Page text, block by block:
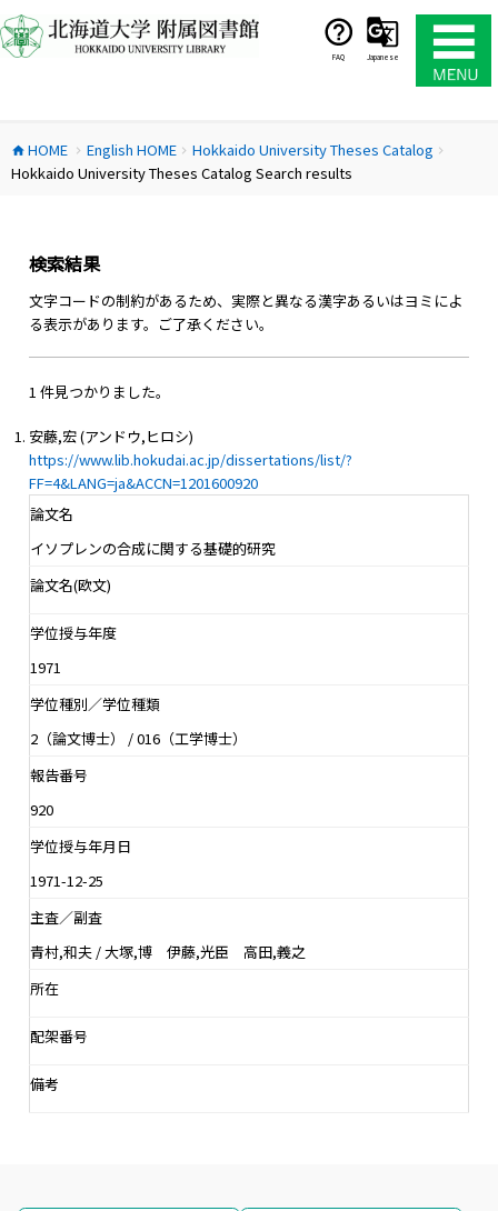
ン
テ
ス
キ
FAQ Japanese
home HOME chevron_right English HOMEchevron_right Hokkaido University Theses Catalog chevron_right
Hokkaido University Theses Catalog Search results
検索結果
文字コードの制約があるため、実際と異なる漢字あるいはヨミによ
る表示があります。ご了承ください。
1 件見つかりました。
安藤,宏 (アンドウ,ヒロシ)
https://www.lib.hokudai.ac.jp/dissertations/list/?
FF=4&LANG=ja&ACCN=1201600920
論文名
イソプレンの合成に関する基礎的研究
論文名(欧文)
学位授与年度
1971
学位種別／学位種類
2（論文博士） / 016（工学博士）
報告番号
920
学位授与年月日
1971-12-25
主査／副査
青村,和夫 / 大塚,博 伊藤,光臣 高田,義之
所在
配架番号
備考